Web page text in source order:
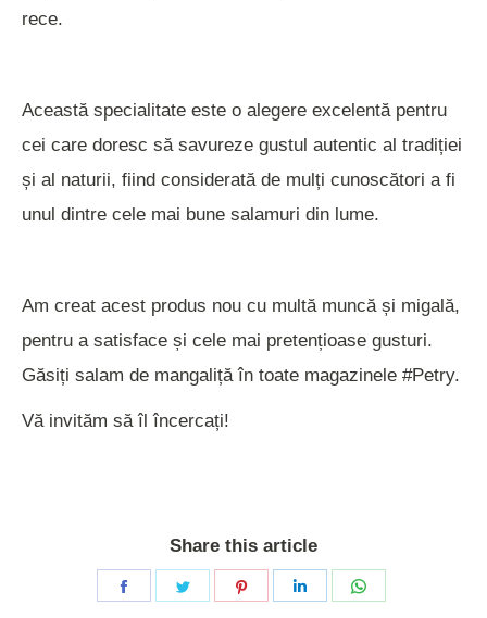
rece.
Această specialitate este o alegere excelentă pentru
cei care doresc să savureze gustul autentic al tradiției
și al naturii, fiind considerată de mulți cunoscători a fi
unul dintre cele mai bune salamuri din lume.
Am creat acest produs nou cu multă muncă și migală,
pentru a satisface și cele mai pretențioase gusturi.
Găsiți salam de mangaliță în toate magazinele #Petry.
Vă invităm să îl încercați!
Share this article
Share
Share
Share
Share